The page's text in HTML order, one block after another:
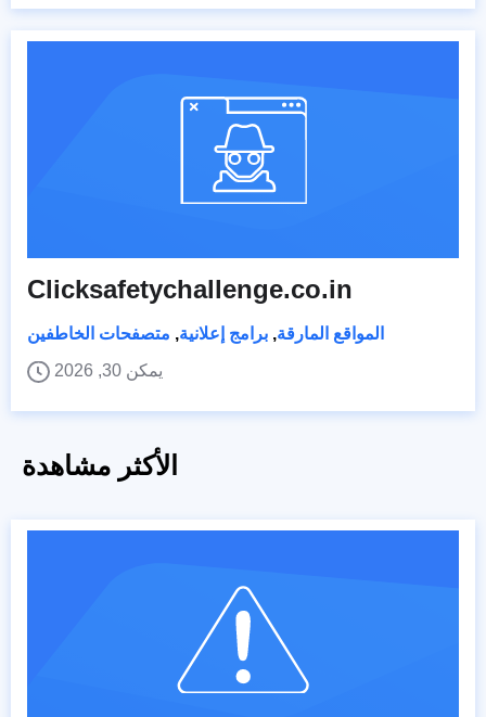
Clicksafetychallenge.co.in
المواقع المارقة, برامج إعلانية, متصفحات الخاطفين
يمكن 30, 2026
الأكثر مشاهدة